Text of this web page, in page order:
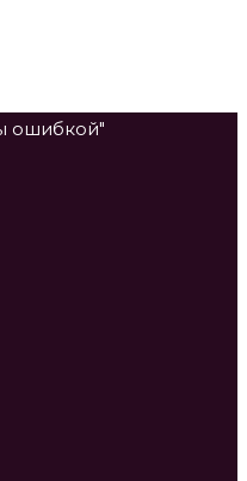
ошибкой"